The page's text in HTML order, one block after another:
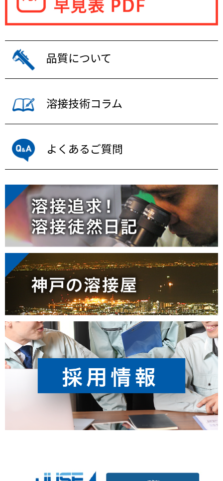
品質について
溶接技術コラム
よくあるご質問